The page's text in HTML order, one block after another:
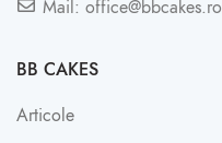
Mail: office@bbcakes.ro
BB CAKES
Articole